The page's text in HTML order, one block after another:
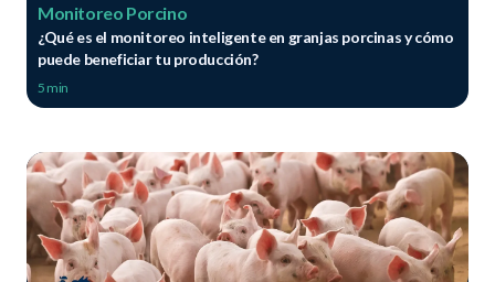
Monitoreo Porcino
¿Qué es el monitoreo inteligente en granjas porcinas y cómo
puede beneficiar tu producción?
5 min